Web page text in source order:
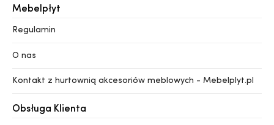
Mebelpłyt
Regulamin
O nas
Kontakt z hurtownią akcesoriów meblowych - Mebelplyt.pl
Obsługa Klienta